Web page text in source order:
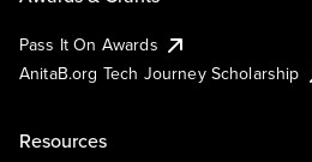
Pass It On Awards
AnitaB.org Tech Journey Scholarship
Resources